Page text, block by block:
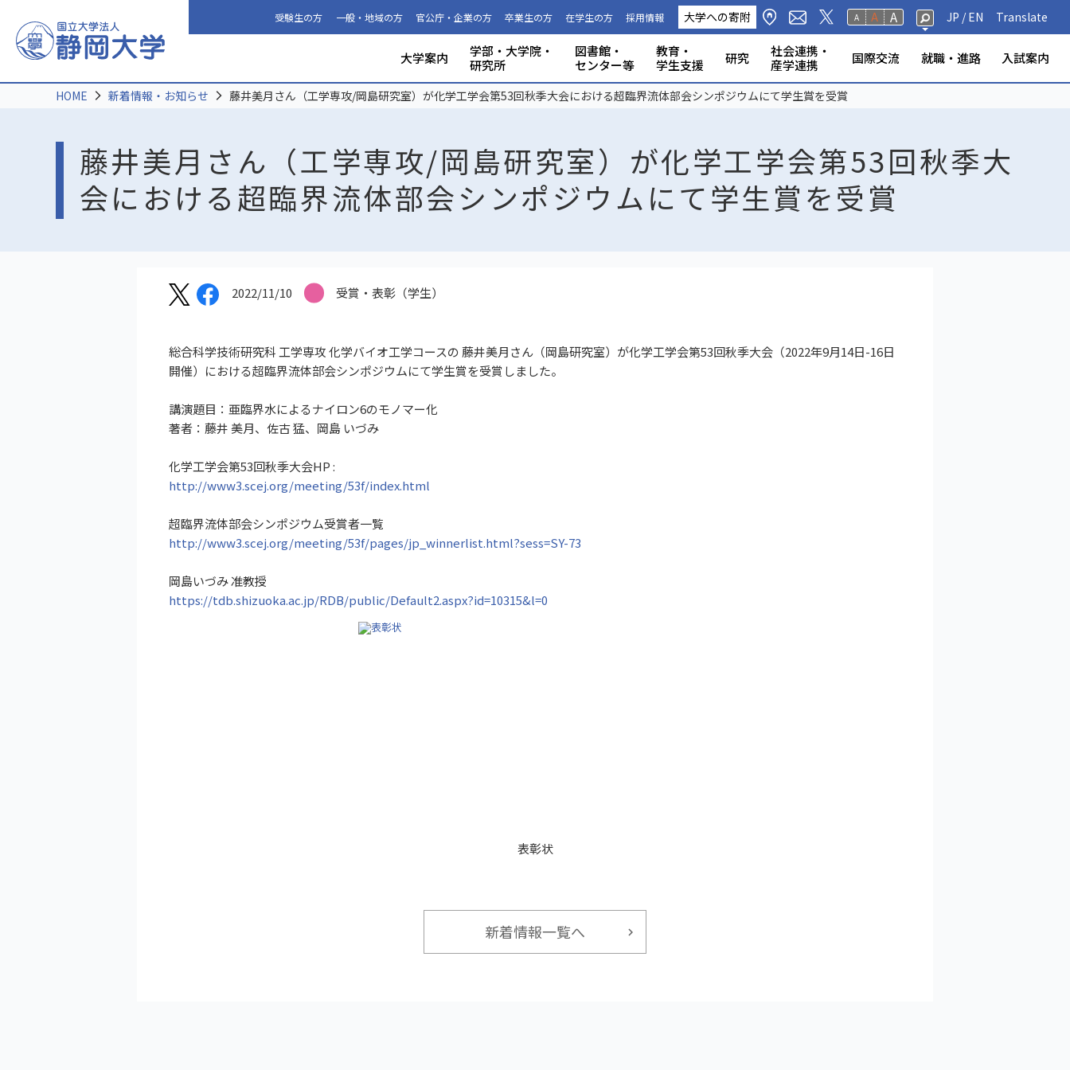
受験生の方 一般・地域の方 官公庁・企業の方 卒業生の方 在学生の方 採用情報 大学への寄附 A A A JP /EN Translate
大学案内
大学の概要 理念と目標・取組
共同利用 施設利用
事務組織・窓口 大学広報
学部・大学院・
研究所
人文社会科学部 教育学部
理学部 工学部
グローバル共創科学部 地域創造学環
電子工学研究所 グリーン科学技術研究所
図書館・
センター等
附属図書館 機構・センター等
教育・
学生支援
教育ポリシー 教育情報の公表
学生生活 授業料・奨学金
特別教育プログラム 学内共通規則
研究
研究成果（プレスリリース） 研究者情報（教員DB）
研究者インタビュー 私たちの研究室
研究フェロー・若手重点研究
プロジェクト研究所 取組・データベース
機器の共同利用
社会連携・
産学連携
社会連携 産学連携
本学教職員への兼業依頼
国際交流
国際連携推進機構につい
て
ABPについて
海外から静岡大学への留
静岡大学から海外への留
学
就職・進路 入試案内
学部入試 受験用DATABOOK
3年次編入
科目等履修生・聴講生・研究
生
藤井美月さん（工学専攻/岡島研究室）が化学工学会第53回秋季大
会における超臨界流体部会シンポジウムにて学生賞を受賞
HOME 新着情報・お知らせ 藤井美月さん（工学専攻/岡島研究室）が化学工学会第53回秋季大会における超臨界流体部会シンポジウムにて学生賞を受賞
2022/11/10 受賞・表彰（学生）
総合科学技術研究科 工学専攻 化学バイオ工学コースの 藤井美月さん（岡島研究室）が化学工学会第53回秋季大会（2022年9月14日-16日
開催）における超臨界流体部会シンポジウムにて学生賞を受賞しました。
講演題目：亜臨界水によるナイロン6のモノマー化
著者：藤井 美月、佐古 猛、岡島 いづみ
化学工学会第53回秋季大会HP :
http://www3.scej.org/meeting/53f/index.html
超臨界流体部会シンポジウム受賞者一覧
http://www3.scej.org/meeting/53f/pages/jp_winnerlist.html?sess=SY-73
岡島いづみ 准教授
https://tdb.shizuoka.ac.jp/RDB/public/Default2.aspx?id=10315&l=0
表彰状
新着情報一覧へ